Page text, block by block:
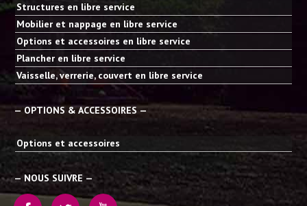
Structures en libre service
Mobilier et nappage en libre service
Options et accessoires en libre service
Plancher en libre service
Vaisselle, verrerie, couvert en libre service
— OPTIONS & ACCESSOIRES —
Options et accessoires
— NOUS SUIVRE —